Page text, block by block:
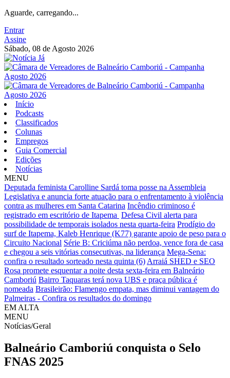
Aguarde, carregando...
Entrar
Assine
Sábado, 08 de Agosto 2026
Início
Podcasts
Classificados
Colunas
Empregos
Guia Comercial
Edições
Notícias
MENU
Deputada feminista Carolline Sardá toma posse na Assembleia
Legislativa e anuncia forte atuação para o enfrentamento à violência
contra as mulheres em Santa Catarina Incêndio criminoso é
registrado em escritório de Itapema Defesa Civil alerta para
possibilidade de temporais isolados nesta quarta-feira Prodígio do
surf de Itapema, Kaleb Henrique (K77) garante apoio de peso para o
Circuito Nacional Série B: Criciúma não perdoa, vence fora de casa
e chegou a seis vitórias consecutivas, na liderança Mega-Sena:
confira o resultado sorteado nesta quinta (6) Arraiá SHED e SEO
Rosa promete esquentar a noite desta sexta-feira em Balneário
Camboriú Bairro Taquaras terá nova UBS e praça pública é
nomeada Brasileirão: Flamengo empata, mas diminui vantagem do
Palmeiras - Confira os resultados do domingo
EM ALTA
MENU
Notícias/Geral
Balneário Camboriú conquista o Selo
FNAS 2025